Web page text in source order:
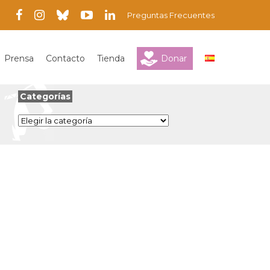
Preguntas Frecuentes
Prensa Contacto Tienda Donar
Categorías
Categorías